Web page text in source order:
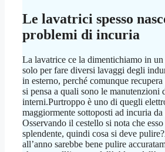
Le lavatrici spesso
problemi di incuria
La lavatrice ce la dimentichiamo in
solo per fare diversi lavaggi degli
in esterno, perché comunque
si pensa a quali sono le manutenzioni
interni.Purtroppo è uno di quegli
maggiormente sottoposti ad incuria
Osservando il cestello si nota che esso
splendente, quindi cosa si deve
all’anno sarebbe bene pulire